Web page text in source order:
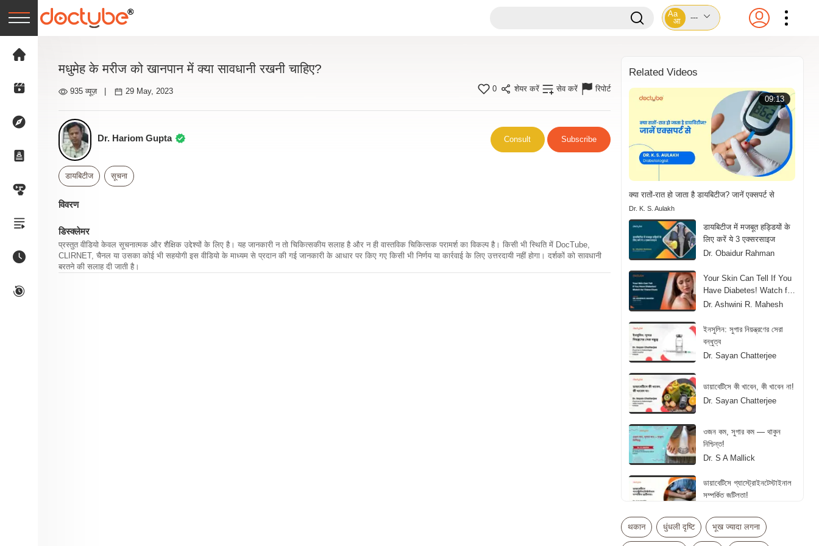
Aa
आ
---
मधुमेह के मरीज को खानपान में क्या सावधानी रखनी चाहिए?
935 व्यूज़ 29 May, 2023 0 शेयर करें सेव करें रिपोर्ट
Dr. Hariom Gupta Consult Subscribe
डायबिटीज सूचना
विवरण
डिस्क्लेमर
प्रस्तुत वीडियो केवल सूचनात्मक और शैक्षिक उद्देश्यों के लिए है। यह जानकारी न तो चिकित्सकीय सलाह है और न ही वास्तविक चिकित्सक परामर्श का विकल्प है। किसी भी स्थिति में DocTube,
CLIRNET, चैनल या उसका कोई भी सहयोगी इस वीडियो के माध्यम से प्रदान की गई जानकारी के आधार पर किए गए किसी भी निर्णय या कार्रवाई के लिए उत्तरदायी नहीं होगा। दर्शकों को सावधानी
बरतने की सलाह दी जाती है।
Related Videos
09:13
क्या रातों-रात हो जाता है डायबिटीज? जानें एक्सपर्ट से
Dr. K. S. Aulakh
डायबिटीज में मजबूत हड्डियों के
लिए करें ये 3 एक्सरसाइज
Dr. Obaidur Rahman
Your Skin Can Tell If You
Have Diabetes! Watch for
These Clues
Dr. Ashwini R. Mahesh
ইনসুলিন: সুগার নিয়ন্ত্রণের সেরা
বন্ধুত্ব
Dr. Sayan Chatterjee
ডায়াবেটিসে কী খাবেন, কী খাবেন না!
Dr. Sayan Chatterjee
ওজন কম, সুগার কম — থাকুন
নিশ্চিন্ত!
Dr. S A Mallick
ডায়াবেটিসে গ্যাস্ট্রোইনটেস্টাইনাল
সম্পর্কিত জটিলতা!
डायबिटीज में इंसुलिन लेना कब
थकान धुंधली दृष्टि भूख ज्यादा लगना